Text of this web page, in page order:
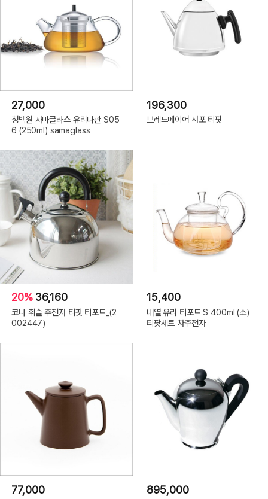
27,000
청백원 사마글라스 유리다관 S05
6 (250ml) samaglass
196,300
브레드메이어 샤포 티팟
20% 36,160
코나 휘슬 주전자 티팟 티포트_(2
002447)
15,400
내열 유리 티포트 S 400ml (소)
티팟세트 차주전자
77,000 895,000